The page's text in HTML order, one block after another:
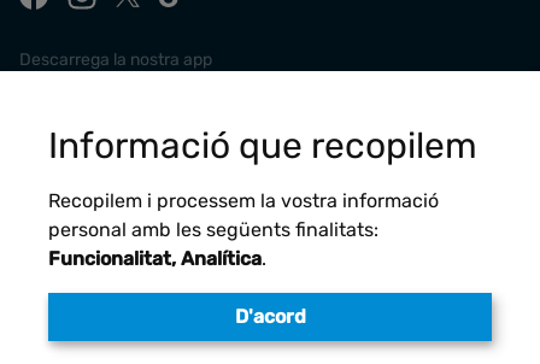
Descarrega la nostra app
Avís legal
Informació que recopilem
Recopilem i processem la vostra informació
personal amb les següents finalitats:
Funcionalitat, Analítica.
D'acord